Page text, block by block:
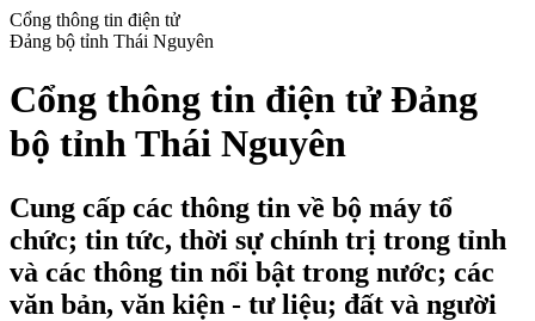
Cổng thông tin điện tử
Đảng bộ tỉnh Thái Nguyên
Cổng thông tin điện tử Đảng
bộ tỉnh Thái Nguyên
Cung cấp các thông tin về bộ máy tổ
chức; tin tức, thời sự chính trị trong tỉnh
và các thông tin nổi bật trong nước; các
văn bản, văn kiện - tư liệu; đất và người